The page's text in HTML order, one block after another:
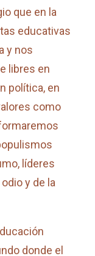
que en la
educativas
y nos
libres en
política, en
como
líderes
y de la
donde el